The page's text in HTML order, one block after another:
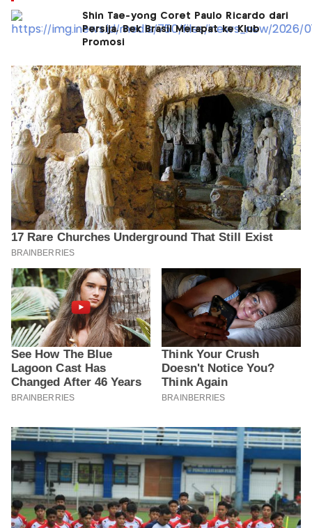
Shin Tae-yong Coret Paulo Ricardo dari
Persija, Bek Brasil Merapat ke Klub
Promosi